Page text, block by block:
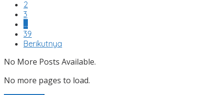
2
3
…
39
Berikutnya
No More Posts Available.
No more pages to load.